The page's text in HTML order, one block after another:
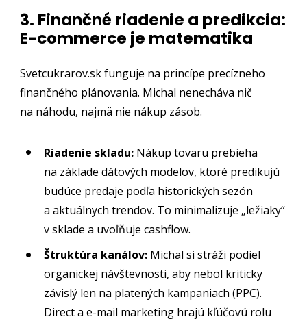
3. Finančné riadenie a predikcia:
E-commerce je matematika
Svetcukrarov.sk funguje na princípe precízneho
finančného plánovania. Michal nenecháva nič
na náhodu, najmä nie nákup zásob.
Riadenie skladu: Nákup tovaru prebieha
na základe dátových modelov, ktoré predikujú
budúce predaje podľa historických sezón
a aktuálnych trendov. To minimalizuje „ležiaky“
v sklade a uvoľňuje cashflow.
Štruktúra kanálov: Michal si stráži podiel
organickej návštevnosti, aby nebol kriticky
závislý len na platených kampaniach (PPC).
Direct a e-mail marketing hrajú kľúčovú rolu